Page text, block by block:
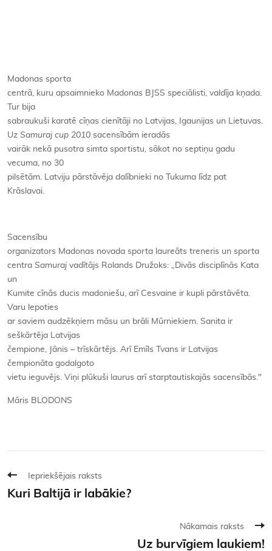
Madonas sporta
centrā, kuru apsaimnieko Madonas BJSS speciālisti, valdīja kņada.
Tur bija
sabraukuši karatē cīņas cienītāji no Latvijas, Igaunijas un Lietuvas.
Uz Samuraj cup 2010 sacensībām ieradās
vairāk nekā pusotra simta sportistu, sākot no septiņu gadu
vecuma, no 30
pilsētām. Latviju pārstāvēja dalībnieki no Tukuma līdz pat
Krāslavai.
Sacensību
organizators Madonas novada sporta laureāts treneris un sporta
centra Samuraj vadītājs Rolands Družoks: „Divās disciplīnās Kata
un
Kumite cīnās ducis madoniešu, arī Cesvaine ir kupli pārstāvēta.
Varu lepoties
ar saviem audzēkņiem māsu un brāli Mūrniekiem. Sanita ir
seškārtēja Latvijas
čempione, Jānis – trīskārtējs. Arī Emīls Tvans ir Latvijas
čempionāta godalgoto
vietu ieguvējs. Viņi plūkuši laurus arī starptautiskajās sacensībās."
Māris BLODONS
Iepriekšējais raksts
Kuri Baltijā ir labākie?
Nākamais raksts
Uz burvīgiem laukiem!